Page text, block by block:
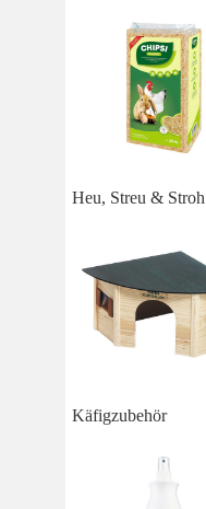
Heu, Streu & Stroh
Käfigzubehör